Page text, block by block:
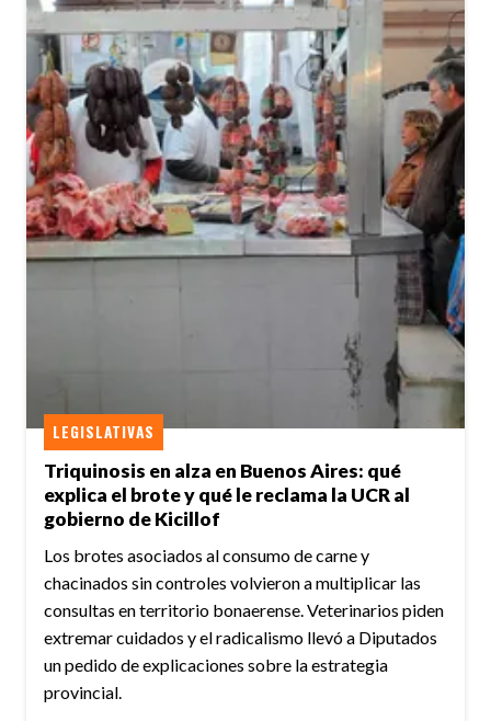
Triquinosis en alza en Buenos Aires: qué
explica el brote y qué le reclama la UCR al
gobierno de Kicillof
LEGISLATIVAS
Los brotes asociados al consumo de carne y
chacinados sin controles volvieron a multiplicar las
consultas en territorio bonaerense. Veterinarios piden
extremar cuidados y el radicalismo llevó a Diputados
un pedido de explicaciones sobre la estrategia
provincial.